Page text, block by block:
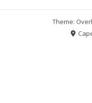
Theme: